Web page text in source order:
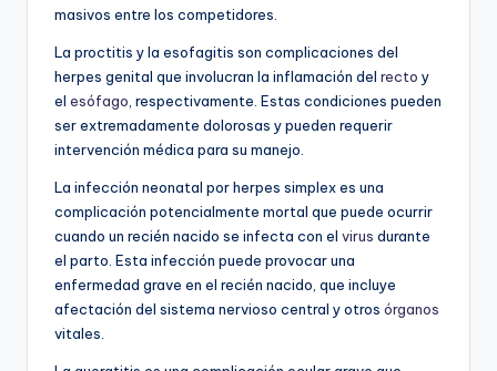
masivos entre los competidores.
La proctitis y la esofagitis son complicaciones del
herpes genital que involucran la inflamación del recto y
el esófago , respectivamente. Estas condiciones pueden
ser extremadamente dolorosas y pueden requerir
intervención médica para su manejo.
La infección neonatal por herpes simplex es una
complicación potencialmente mortal que puede ocurrir
cuando un recién nacido se infecta con el virus durante
el parto. Esta infección puede provocar una
enfermedad grave en el recién nacido, que incluye
afectación del sistema nervioso central y otros órganos
vitales.